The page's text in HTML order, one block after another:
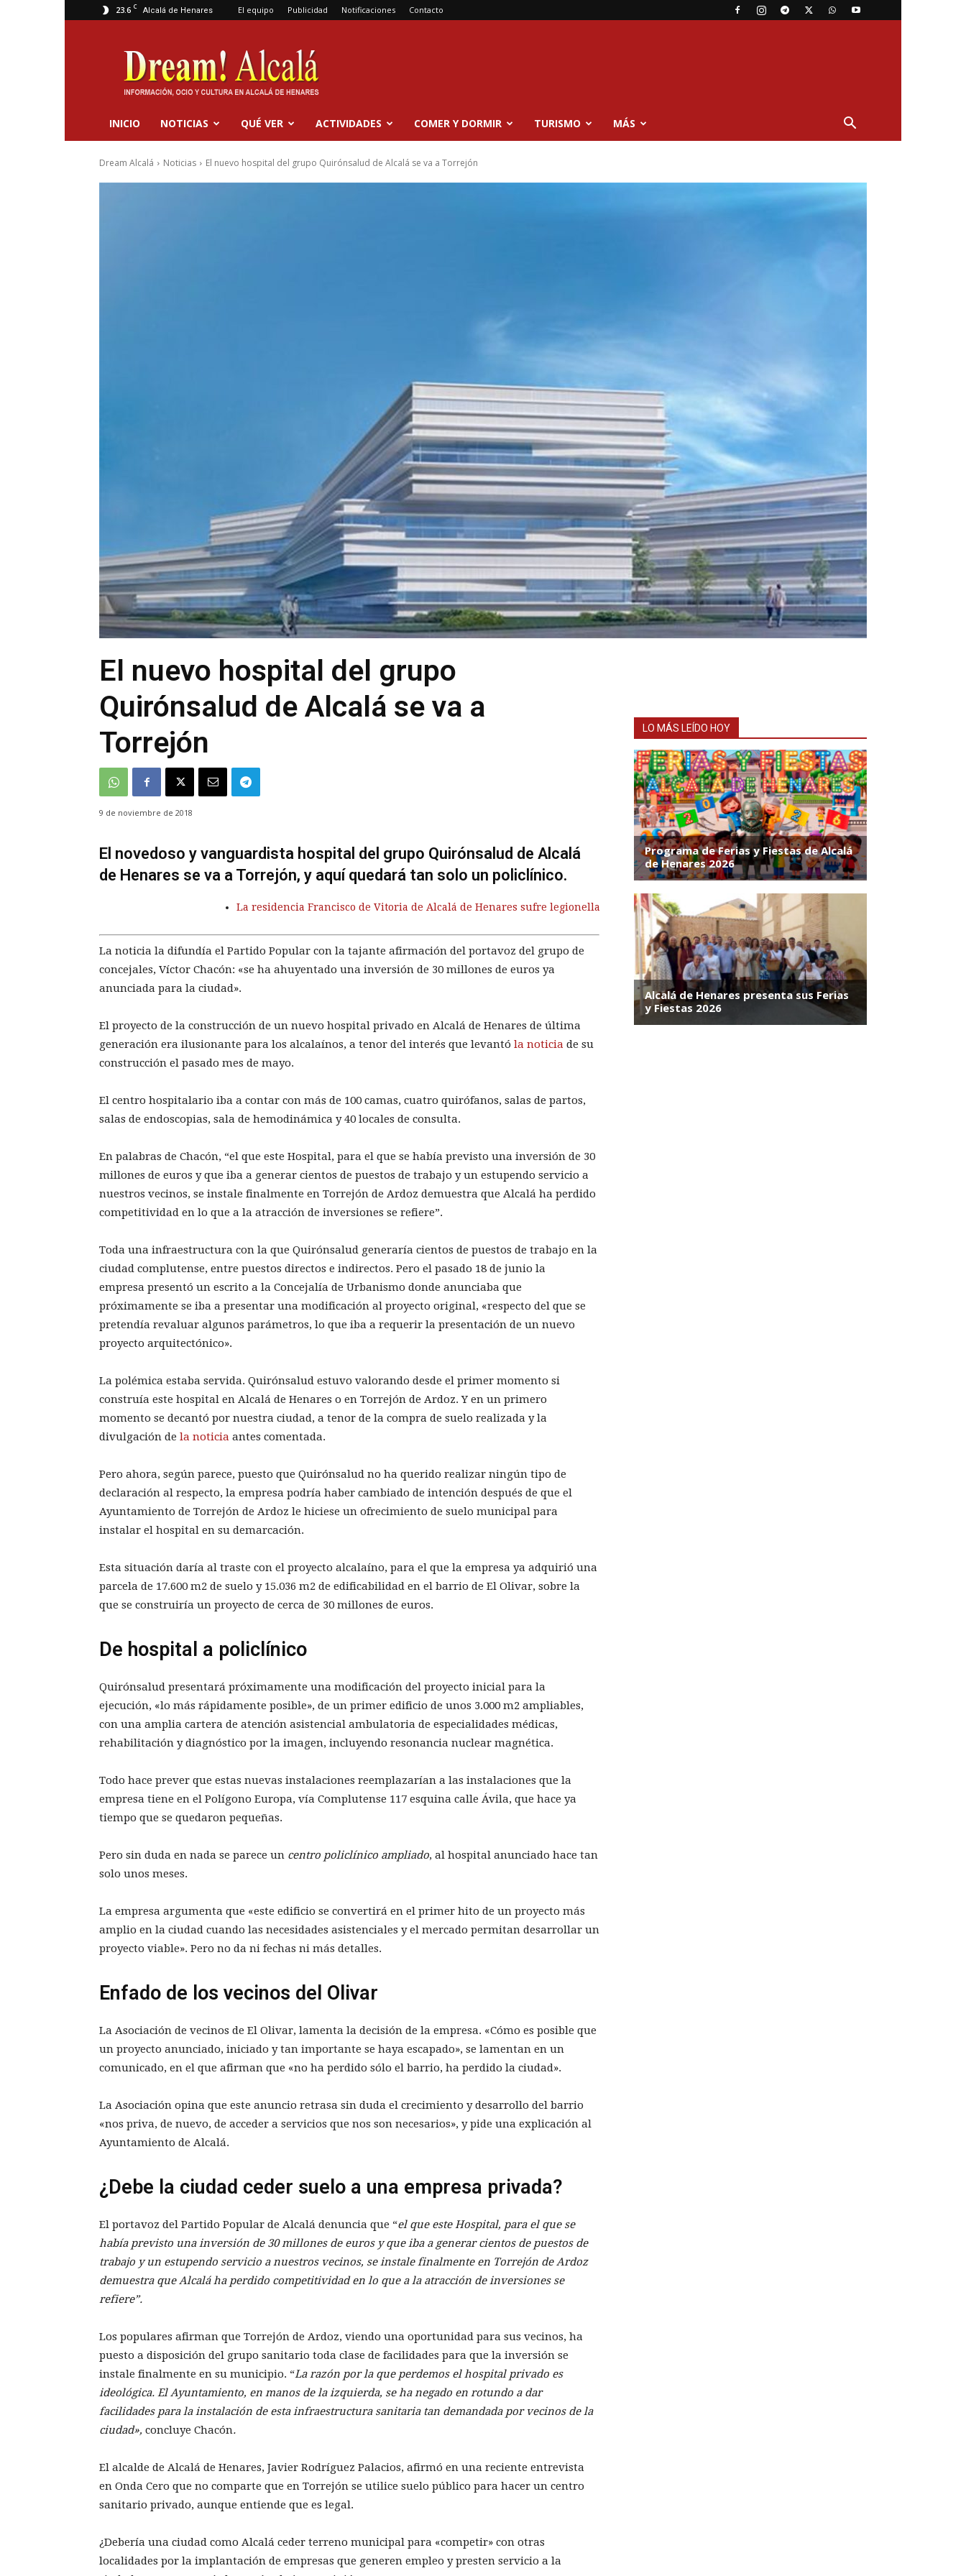
23.6 C Alcalá de Henares El equipo Publicidad Notificaciones Contacto
Dream
Alcalá
INICIO NOTICIAS QUÉ VER ACTIVIDADES COMER Y DORMIR TURISMO MÁS
Dream Alcalá Noticias El nuevo hospital del grupo Quirónsalud de Alcalá se va a Torrejón
El nuevo hospital del grupo
Quirónsalud de Alcalá se va a
Torrejón
9 de noviembre de 2018
El novedoso y vanguardista hospital del grupo Quirónsalud de Alcalá
de Henares se va a Torrejón, y aquí quedará tan solo un policlínico.
La residencia Francisco de Vitoria de Alcalá de Henares sufre legionella
La noticia la difundía el Partido Popular con la tajante afirmación del portavoz del grupo de
concejales, Víctor Chacón: «se ha ahuyentado una inversión de 30 millones de euros ya
anunciada para la ciudad».
El proyecto de la construcción de un nuevo hospital privado en Alcalá de Henares de última
generación era ilusionante para los alcalaínos, a tenor del interés que levantó la noticia de su
construcción el pasado mes de mayo.
El centro hospitalario iba a contar con más de 100 camas, cuatro quirófanos, salas de partos,
salas de endoscopias, sala de hemodinámica y 40 locales de consulta.
En palabras de Chacón, “el que este Hospital, para el que se había previsto una inversión de 30
millones de euros y que iba a generar cientos de puestos de trabajo y un estupendo servicio a
nuestros vecinos, se instale finalmente en Torrejón de Ardoz demuestra que Alcalá ha perdido
competitividad en lo que a la atracción de inversiones se refiere”.
Toda una infraestructura con la que Quirónsalud generaría cientos de puestos de trabajo en la
ciudad complutense, entre puestos directos e indirectos. Pero el pasado 18 de junio la
empresa presentó un escrito a la Concejalía de Urbanismo donde anunciaba que
próximamente se iba a presentar una modificación al proyecto original, «respecto del que se
pretendía revaluar algunos parámetros, lo que iba a requerir la presentación de un nuevo
proyecto arquitectónico».
La polémica estaba servida. Quirónsalud estuvo valorando desde el primer momento si
construía este hospital en Alcalá de Henares o en Torrejón de Ardoz. Y en un primero
momento se decantó por nuestra ciudad, a tenor de la compra de suelo realizada y la
divulgación de la noticia antes comentada.
Pero ahora, según parece, puesto que Quirónsalud no ha querido realizar ningún tipo de
declaración al respecto, la empresa podría haber cambiado de intención después de que el
Ayuntamiento de Torrejón de Ardoz le hiciese un ofrecimiento de suelo municipal para
instalar el hospital en su demarcación.
Esta situación daría al traste con el proyecto alcalaíno, para el que la empresa ya adquirió una
parcela de 17.600 m2 de suelo y 15.036 m2 de edificabilidad en el barrio de El Olivar, sobre la
que se construiría un proyecto de cerca de 30 millones de euros.
De hospital a policlínico
Quirónsalud presentará próximamente una modificación del proyecto inicial para la
ejecución, «lo más rápidamente posible», de un primer edificio de unos 3.000 m2 ampliables,
con una amplia cartera de atención asistencial ambulatoria de especialidades médicas,
rehabilitación y diagnóstico por la imagen, incluyendo resonancia nuclear magnética.
Todo hace prever que estas nuevas instalaciones reemplazarían a las instalaciones que la
empresa tiene en el Polígono Europa, vía Complutense 117 esquina calle Ávila, que hace ya
tiempo que se quedaron pequeñas.
Pero sin duda en nada se parece un centro policlínico ampliado, al hospital anunciado hace tan
solo unos meses.
La empresa argumenta que «este edificio se convertirá en el primer hito de un proyecto más
amplio en la ciudad cuando las necesidades asistenciales y el mercado permitan desarrollar un
proyecto viable». Pero no da ni fechas ni más detalles.
Enfado de los vecinos del Olivar
La Asociación de vecinos de El Olivar, lamenta la decisión de la empresa. «Cómo es posible que
un proyecto anunciado, iniciado y tan importante se haya escapado», se lamentan en un
comunicado, en el que afirman que «no ha perdido sólo el barrio, ha perdido la ciudad».
La Asociación opina que este anuncio retrasa sin duda el crecimiento y desarrollo del barrio
«nos priva, de nuevo, de acceder a servicios que nos son necesarios», y pide una explicación al
Ayuntamiento de Alcalá.
¿Debe la ciudad ceder suelo a una empresa privada?
El portavoz del Partido Popular de Alcalá denuncia que “el que este Hospital, para el que se
había previsto una inversión de 30 millones de euros y que iba a generar cientos de puestos de
trabajo y un estupendo servicio a nuestros vecinos, se instale finalmente en Torrejón de Ardoz
demuestra que Alcalá ha perdido competitividad en lo que a la atracción de inversiones se
refiere”.
Los populares afirman que Torrejón de Ardoz, viendo una oportunidad para sus vecinos, ha
puesto a disposición del grupo sanitario toda clase de facilidades para que la inversión se
instale finalmente en su municipio. “La razón por la que perdemos el hospital privado es
ideológica. El Ayuntamiento, en manos de la izquierda, se ha negado en rotundo a dar
facilidades para la instalación de esta infraestructura sanitaria tan demandada por vecinos de la
ciudad», concluye Chacón.
El alcalde de Alcalá de Henares, Javier Rodríguez Palacios, afirmó en una reciente entrevista
en Onda Cero que no comparte que en Torrejón se utilice suelo público para hacer un centro
sanitario privado, aunque entiende que es legal.
¿Debería una ciudad como Alcalá ceder terreno municipal para «competir» con otras
localidades por la implantación de empresas que generen empleo y presten servicio a la
LO MÁS LEÍDO HOY